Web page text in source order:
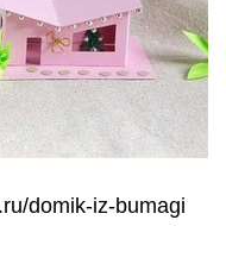
domik-iz-bumagi